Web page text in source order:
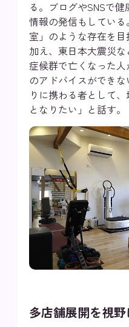
る。ブログやSNSで
情報の発信もしてい
室」のような存在を
加え、東日本大震災
症候群で亡くなった
のアドバイスができ
りに携わる者として
となりたい」と話す。
多店舗展開を視野